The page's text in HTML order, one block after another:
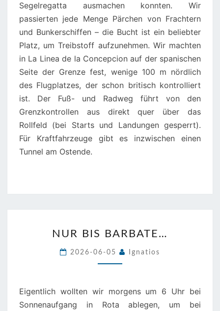
Segelregatta ausmachen konnten. Wir
passierten jede Menge Pärchen von Frachtern
und Bunkerschiffen – die Bucht ist ein beliebter
Platz, um Treibstoff aufzunehmen. Wir machten
in La Linea de la Concepcion auf der spanischen
Seite der Grenze fest, wenige 100 m nördlich
des Flugplatzes, der schon britisch kontrolliert
ist. Der Fuß- und Radweg führt von den
Grenzkontrollen aus direkt quer über das
Rollfeld (bei Starts und Landungen gesperrt).
Für Kraftfahrzeuge gibt es inzwischen einen
Tunnel am Ostende.
BIS
BARBATE…
NUR BIS BARBATE…
2026-06-05 Ignatios
Eigentlich wollten wir morgens um 6 Uhr bei
Sonnenaufgang in Rota ablegen, um bei